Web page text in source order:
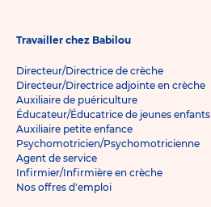
Travailler chez Babilou
Directeur/Directrice de crèche
Directeur/Directrice adjointe en crèche
Auxiliaire de puériculture
Éducateur/Éducatrice de jeunes enfants
Auxiliaire petite enfance
Psychomotricien/Psychomotricienne
Agent de service
Infirmier/Infirmière en crèche
Nos offres d'emploi